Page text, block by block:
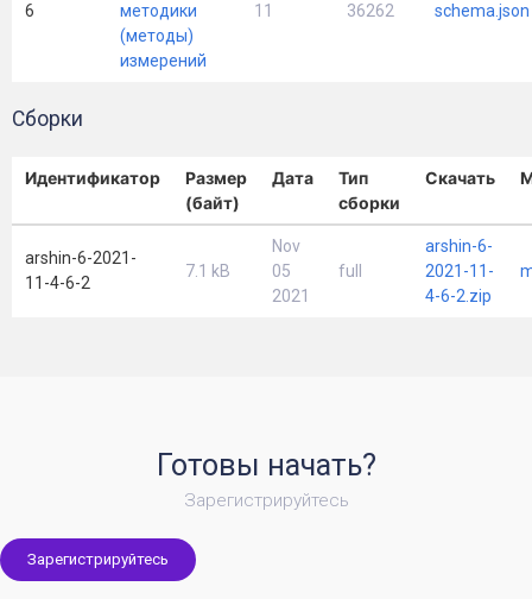
6
методики
(методы)
измерений
11 36262 schema.json
Сборки
Идентификатор
Размер
(байт)
Дата
Тип
сборки
Скачать
arshin-6-2021-
11-4-6-2
7.1 kB
Nov
05
2021
full
arshin-6-
2021-11-
4-6-2.zip
Готовы начать?
Зарегистрируйтесь
Зарегистрируйтесь